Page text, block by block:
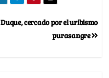
Duque, cercado por el uribismo
purasangre